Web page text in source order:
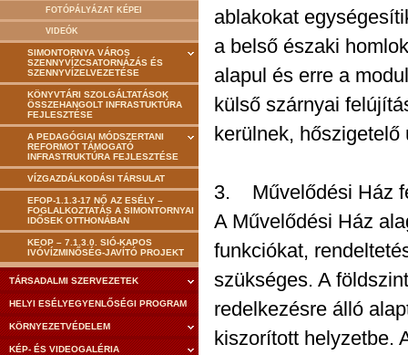
FOTÓPÁLYÁZAT KÉPEI
VIDEÓK
SIMONTORNYA VÁROS
SZENNYVÍZCSATORNÁZÁS ÉS
SZENNYVÍZELVEZETÉSE
KÖNYVTÁRI SZOLGÁLTATÁSOK
ÖSSZEHANGOLT INFRASTUKTÚRA
FEJLESZTÉSE
A PEDAGÓGIAI MÓDSZERTANI
REFORMOT TÁMOGATÓ
INFRASTRUKTÚRA FEJLESZTÉSE
VÍZGAZDÁLKODÁSI TÁRSULAT
EFOP-1.1.3-17 NŐ AZ ESÉLY –
FOGLALKOZTATÁS A SIMONTORNYAI
IDŐSEK OTTHONÁBAN
KEOP – 7.1.3.0. SIÓ-KAPOS
IVÓVÍZMINŐSÉG-JAVÍTÓ PROJEKT
TÁRSADALMI SZERVEZETEK
HELYI ESÉLYEGYENLŐSÉGI PROGRAM
KÖRNYEZETVÉDELEM
KÉP- ÉS VIDEOGALÉRIA
ablakokat
a belső északi
alapul és erre a
külső szárnyai
kerülnek, hőszigetelő
3. Művelődési Ház
A Művelődési Ház
funkciókat,
szükséges. A
redelkezésre álló
kiszorított helyzetbe.